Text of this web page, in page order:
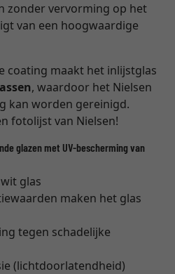
zonder vervorming op het
van een hoogwaardige
coating maakt het inlijstglas
, waardoor het Nielsen
kan worden gereinigd.
fotolijst van Nielsen!
glazen met UV-bescherming van
glas
maken het glas
tegen schadelijke
(lichtdoorlatendheid)